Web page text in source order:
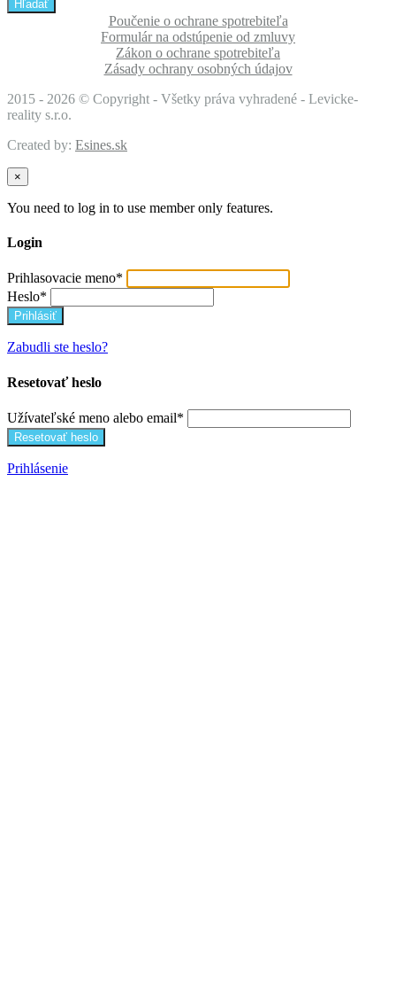
Poučenie o ochrane spotrebiteľa
Formulár na odstúpenie od zmluvy
Zákon o ochrane spotrebiteľa
Zásady ochrany osobných údajov
2015 - 2026 © Copyright - Všetky práva vyhradené - Levicke-
reality s.r.o.
Created by: Esines.sk
×
You need to log in to use member only features.
Login
Prihlasovacie meno*
Heslo*
Zabudli ste heslo?
Resetovať heslo
Užívateľské meno alebo email*
Prihlásenie